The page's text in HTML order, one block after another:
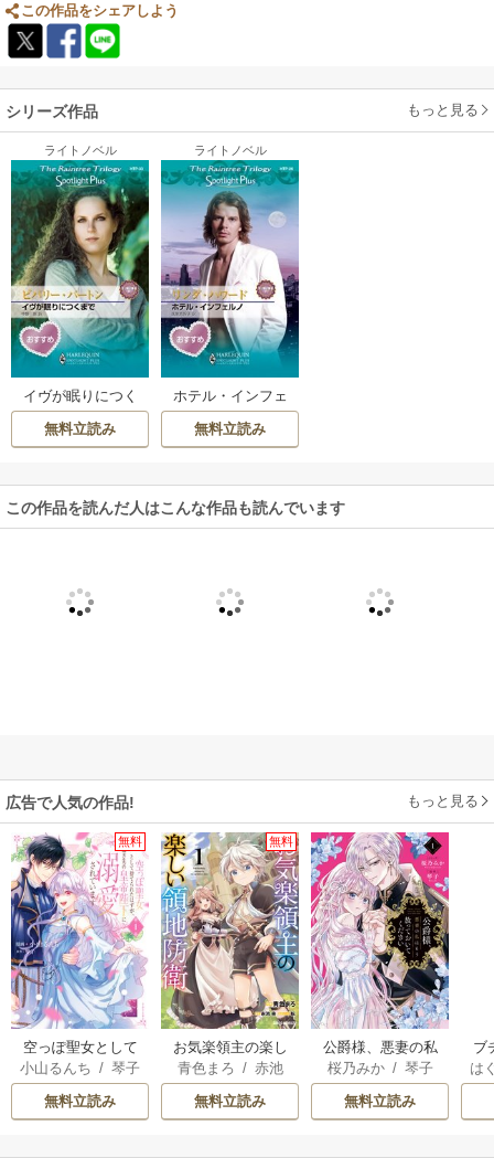
この作品をシェアしよう
シリーズ作品 もっと見る
ライトノベル
イヴが眠りにつく
まで
無料立読み
ライトノベル
ホテル・インフェ
ルノ
無料立読み
この作品を読んだ人はこんな作品も読んでいます
広告で人気の作品! もっと見る
無料
空っぽ聖女として
捨てられたはず
が、嫁ぎ先の皇帝
陛下に溺愛されて
小山るんち /琴子
無料立読み
無料
お気楽領主の楽し
い領地防衛
青色まろ / 赤池
宗/転
無料立読み
公爵様、悪妻の私
はもう放っておい
てください
桜乃みか/ 琴子
無料立読み
ブ
復
は